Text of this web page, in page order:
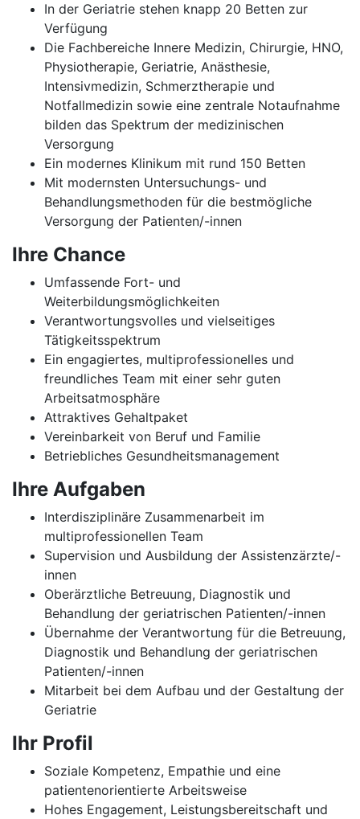
In der Geriatrie stehen knapp 20 Betten zur
Verfügung
Die Fachbereiche Innere Medizin, Chirurgie, HNO,
Physiotherapie, Geriatrie, Anästhesie,
Intensivmedizin, Schmerztherapie und
Notfallmedizin sowie eine zentrale Notaufnahme
bilden das Spektrum der medizinischen
Versorgung
Ein modernes Klinikum mit rund 150 Betten
Mit modernsten Untersuchungs- und
Behandlungsmethoden für die bestmögliche
Versorgung der Patienten/-innen
Ihre Chance
Umfassende Fort- und
Weiterbildungsmöglichkeiten
Verantwortungsvolles und vielseitiges
Tätigkeitsspektrum
Ein engagiertes, multiprofessionelles und
freundliches Team mit einer sehr guten
Arbeitsatmosphäre
Attraktives Gehaltpaket
Vereinbarkeit von Beruf und Familie
Betriebliches Gesundheitsmanagement
Ihre Aufgaben
Interdisziplinäre Zusammenarbeit im
multiprofessionellen Team
Supervision und Ausbildung der Assistenzärzte/-
innen
Oberärztliche Betreuung, Diagnostik und
Behandlung der geriatrischen Patienten/-innen
Übernahme der Verantwortung für die Betreuung,
Diagnostik und Behandlung der geriatrischen
Patienten/-innen
Mitarbeit bei dem Aufbau und der Gestaltung der
Geriatrie
Ihr Profil
Soziale Kompetenz, Empathie und eine
patientenorientierte Arbeitsweise
Hohes Engagement, Leistungsbereitschaft und